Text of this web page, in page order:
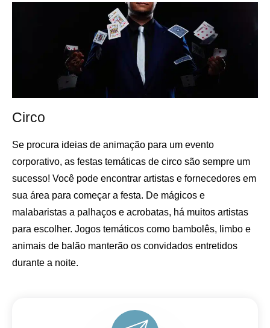
Circo
Se procura ideias de animação para um evento
corporativo, as festas temáticas de circo são sempre um
sucesso! Você pode encontrar artistas e fornecedores em
sua área para começar a festa. De mágicos e
malabaristas a palhaços e acrobatas, há muitos artistas
para escolher. Jogos temáticos como bambolês, limbo e
animais de balão manterão os convidados entretidos
durante a noite.